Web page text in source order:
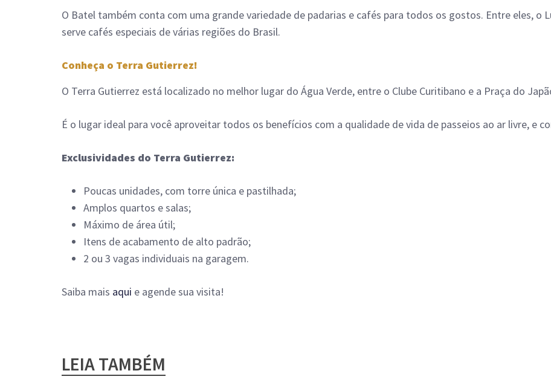
O Batel também conta com uma grande variedade de padarias e cafés para todos os gostos. Entre eles, o
serve cafés especiais de várias regiões do Brasil.
Conheça o Terra Gutierrez!
O Terra Gutierrez está localizado no melhor lugar do Água Verde, entre o Clube Curitibano e a Praça do
É o lugar ideal para você aproveitar todos os benefícios com a qualidade de vida de passeios ao ar livre, e
Exclusividades do Terra Gutierrez:
Poucas unidades, com torre única e pastilhada;
Amplos quartos e salas;
Máximo de área útil;
Itens de acabamento de alto padrão;
2 ou 3 vagas individuais na garagem.
Saiba mais aqui e agende sua visita!
LEIA TAMBÉM